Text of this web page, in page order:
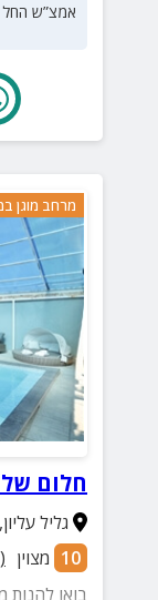
אמצ”ש
מרחב מוגן
חלום
גליל עליון
10 מצוין (
בואו